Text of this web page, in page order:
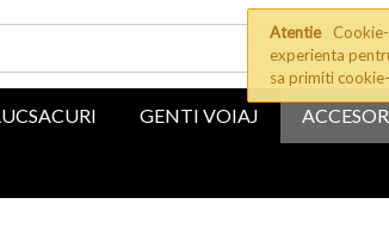
Atentie
experienta
sa primiti
GENTI VOIAJ